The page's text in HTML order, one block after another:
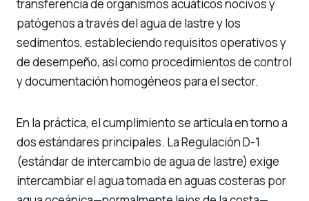
transferencia de organismos acuáticos nocivos y
patógenos a través del agua de lastre y los
sedimentos, estableciendo requisitos operativos y
de desempeño, así como procedimientos de control
y documentación homogéneos para el sector.
En la práctica, el cumplimiento se articula en torno a
dos estándares principales. La Regulación D-1
(estándar de intercambio de agua de lastre) exige
intercambiar el agua tomada en aguas costeras por